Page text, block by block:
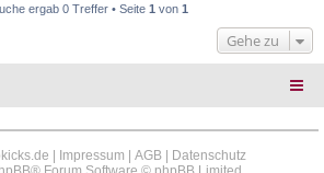
ergab 0 Treffer • Seite 1 von 1
Gehe zu
| Impressum AGB|
Datenschutz